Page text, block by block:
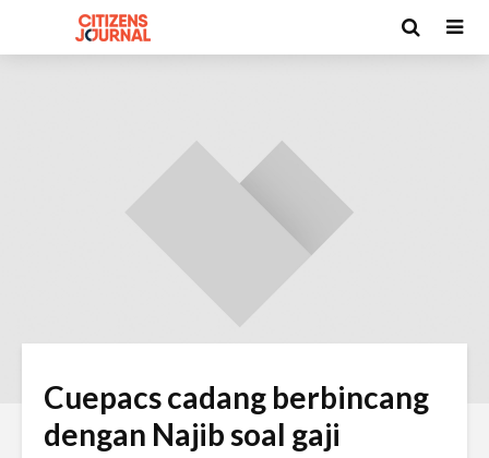
Cuepacs cadang berbincang
dengan Najib soal gaji